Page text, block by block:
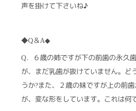
声を掛けて下さいね♪
◆Q＆A◆
Q．６歳の姉ですが下の前歯の永久
が、まだ乳歯が抜けていません。ど
うか?また、２歳の妹ですが上の前
が、変な形をしています。これは何